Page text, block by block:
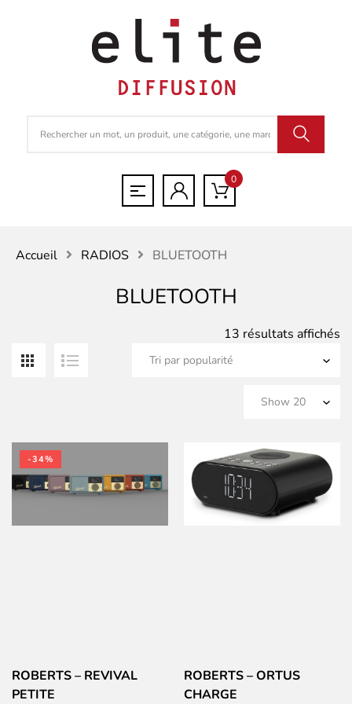
0
Accueil RADIOS BLUETOOTH
BLUETOOTH
13 résultats affichés
-34%
ROBERTS – REVIVAL
PETITE
ROBERTS – ORTUS
CHARGE